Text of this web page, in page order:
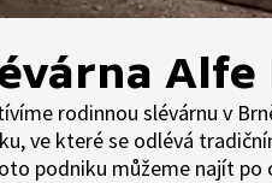
Alfe
rodinnou slévárnu v
ve které se odlévá
podniku můžeme najít po